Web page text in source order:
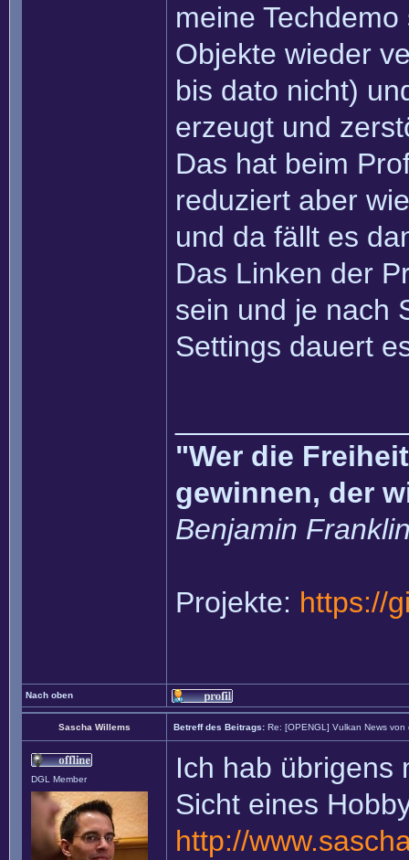
meine
Objekte wieder
bis dato nicht)
erzeugt und
Das hat beim
reduziert aber
und da fällt es
Das Linken der
sein und je nach
Settings dauert
"Wer die
gewinnen, der
Benjamin
Projekte: https://
Nach oben
Sascha Willems Betreff des Beitrags: Re: [OPENGL] Vulkan News von
DGL Member
Ich hab übrigens
Sicht eines
http://